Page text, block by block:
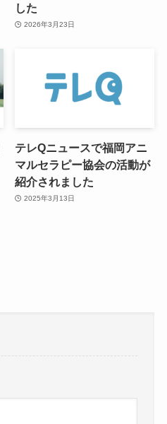
した
2026年3月23日
テレQニュースで福岡アニ
マルセラピー協会の活動が
紹介されました
2025年3月13日